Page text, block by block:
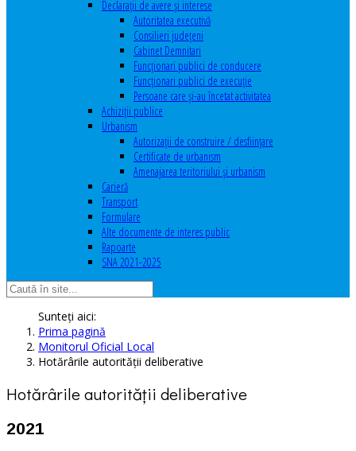
Declaraţii de avere şi interese
Autoritatea executivă
Consilieri judeţeni
Cabinet Demnitari
Funcţionari publici de conducere
Funcționari publici de execuție
Persoane care şi-au încetat activitatea
Achiziţii publice
Urbanism
Autorizații de construire / desființare
Certificate de urbanism
Amenajarea teritoriului şi urbanism
Carieră
Transport
Formulare
Alte documente de interes public
Rapoarte
SNA 2021-2025
Sunteți aici:
Prima pagină
Monitorul Oficial Local
Hotărârile autorităţii deliberative
Hotărârile autorităţii deliberative
2021